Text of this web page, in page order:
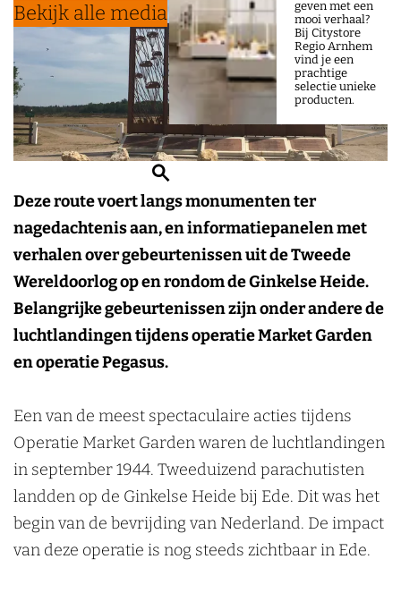
geven met een
mooi verhaal?
Bij Citystore
Regio Arnhem
vind je een
prachtige
selectie unieke
producten.
o
e
k
e
n
Bekijk alle media
Deze route voert langs monumenten ter
nagedachtenis aan, en informatiepanelen met
verhalen over gebeurtenissen uit de Tweede
Wereldoorlog op en rondom de Ginkelse Heide.
Belangrijke gebeurtenissen zijn onder andere de
luchtlandingen tijdens operatie Market Garden
en operatie Pegasus.
Een van de meest spectaculaire acties tijdens
Operatie Market Garden waren de luchtlandingen
in september 1944. Tweeduizend parachutisten
landden op de Ginkelse Heide bij Ede. Dit was het
begin van de bevrijding van Nederland. De impact
van deze operatie is nog steeds zichtbaar in Ede.